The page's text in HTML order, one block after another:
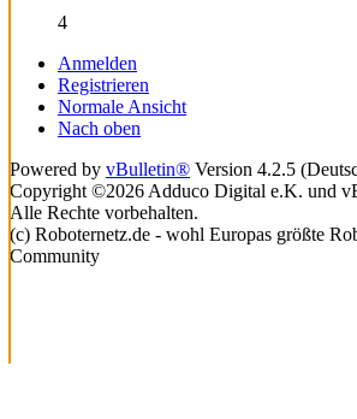
4
Anmelden
Registrieren
Normale Ansicht
Nach oben
Powered by vBulletin® Version 4.2.5
Copyright ©2026 Adduco Digital e.K. und
Alle Rechte vorbehalten.
(c) Roboternetz.de - wohl Europas größte
Community